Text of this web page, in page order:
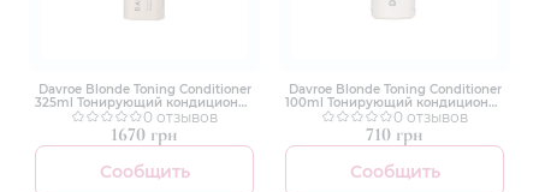
Davroe Blonde Toning Conditioner
325ml Тонирующий кондиционер
для светлых волос
0 отзывов
1670 грн
Сообщить
Davroe Blonde Toning Conditioner
100ml Тонирующий кондиционер
для светлых волос
0 отзывов
710 грн
Сообщить